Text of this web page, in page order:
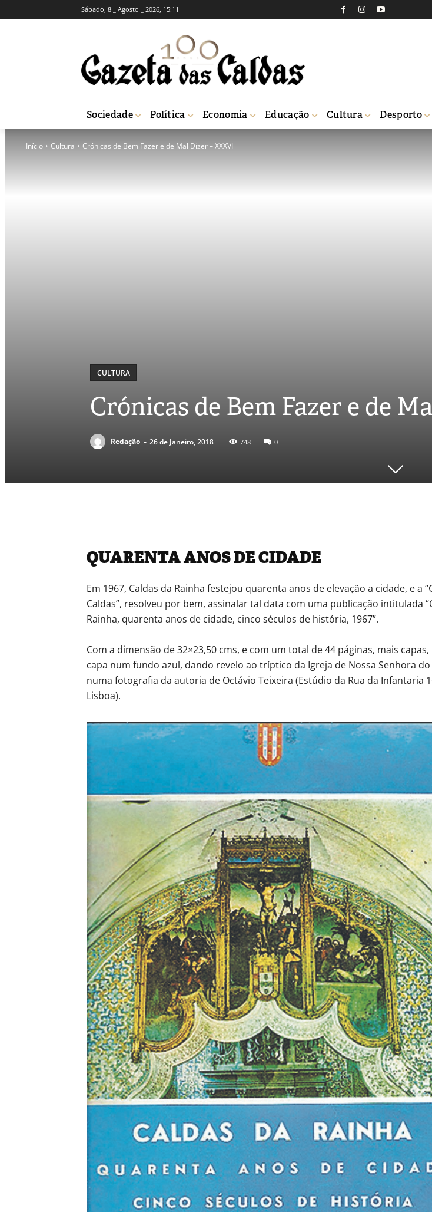
Sábado, 8 _ Agosto _ 2026, 15:11
Sociedade Política Economia Educação Cultura Desporto
Início Cultura Crónicas de Bem Fazer e de Mal Dizer – XXXVI
CULTURA
Crónicas de Bem Fazer e de
Redação - 26 de Janeiro, 2018 748 0
QUARENTA ANOS DE CIDADE
Em 1967, Caldas da Rainha festejou quarenta anos de elevação a cidade, e a
Caldas”, resolveu por bem, assinalar tal data com uma publicação intitulada
Rainha, quarenta anos de cidade, cinco séculos de história, 1967”.
Com a dimensão de 32×23,50 cms, e com um total de 44 páginas, mais
capa num fundo azul, dando revelo ao tríptico da Igreja de Nossa Senhora
numa fotografia da autoria de Octávio Teixeira (Estúdio da Rua da Infantaria
Lisboa).